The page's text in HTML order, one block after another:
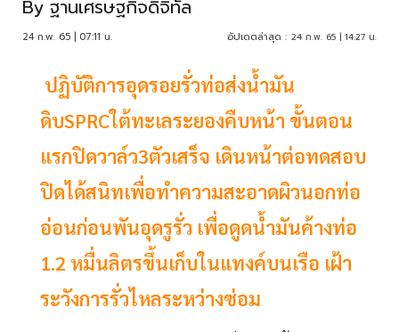
By ฐานเศรษฐกิจดิจิทัล
24 ก.พ. 65 | 07:11 น. อัปเดตล่าสุด : 24 ก.พ. 65 | 14:27 น.
ปฏิบัติการอุดรอยรั่วท่อส่งน้ำมัน
ดิบSPRCใต้ทะเลระยองคืบหน้า ขั้นตอน
แรกปิดวาล์ว3ตัวเสร็จ เดินหน้าต่อทดสอบ
ปิดได้สนิทเพื่อทำความสะอาดผิวนอกท่อ
อ่อนก่อนพันอุดรูรั่ว เพื่อดูดน้ำมันค้างท่อ
1.2 หมื่นลิตรขึ้นเก็บในแทงค์บนเรือ เฝ้า
ระวังการรั่วไหลระหว่างซ่อม